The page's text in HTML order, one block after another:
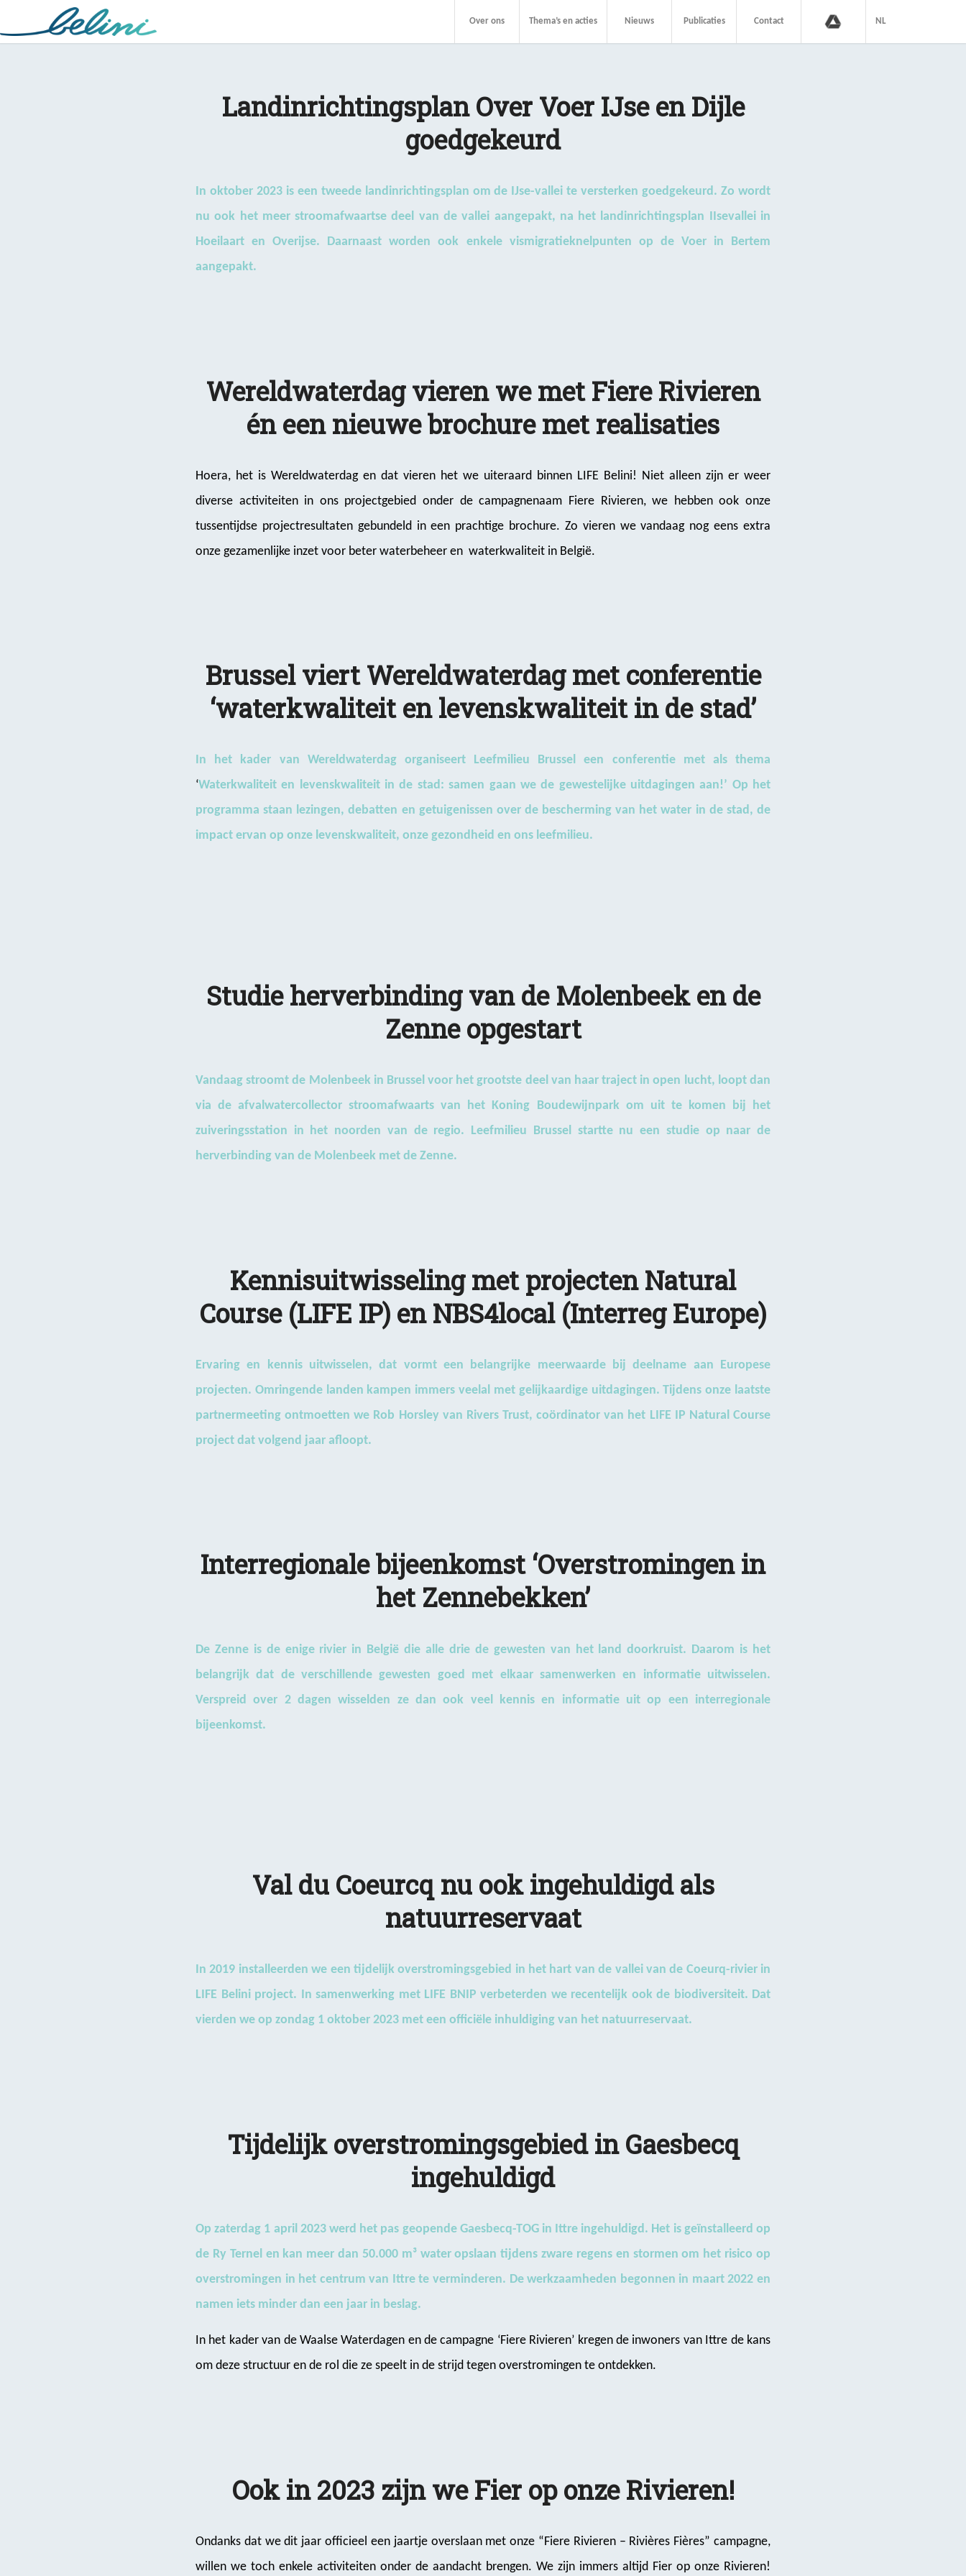
Over ons Thema’s en acties Nieuws Publicaties Contact NL
Landinrichtingsplan Over Voer IJse en Dijle
goedgekeurd
In oktober 2023 is een tweede landinrichtingsplan om de IJse-vallei te versterken goedgekeurd. Zo wordt
nu ook het meer stroomafwaartse deel van de vallei aangepakt, na het landinrichtingsplan IIsevallei in
Hoeilaart en Overijse. Daarnaast worden ook enkele vismigratieknelpunten op de Voer in Bertem
aangepakt.
Wereldwaterdag vieren we met Fiere Rivieren
én een nieuwe brochure met realisaties
Hoera, het is Wereldwaterdag en dat vieren het we uiteraard binnen LIFE Belini! Niet alleen zijn er weer
diverse activiteiten in ons projectgebied onder de campagnenaam Fiere Rivieren, we hebben ook onze
tussentijdse projectresultaten gebundeld in een prachtige brochure. Zo vieren we vandaag nog eens extra
onze gezamenlijke inzet voor beter waterbeheer en waterkwaliteit in België.
Brussel viert Wereldwaterdag met conferentie
‘waterkwaliteit en levenskwaliteit in de stad’
In het kader van Wereldwaterdag organiseert Leefmilieu Brussel een conferentie met als thema
‘Waterkwaliteit en levenskwaliteit in de stad:samen gaan we de gewestelijke uitdagingen aan!’ Op het
programma staan lezingen, debatten en getuigenissen over de bescherming van het water in de stad, de
impact ervan op onze levenskwaliteit, onze gezondheid en ons leefmilieu.
Studie herverbinding van de Molenbeek en de
Zenne opgestart
Vandaag stroomt de Molenbeek in Brussel voor het grootste deel van haar traject in open lucht, loopt dan
via de afvalwatercollector stroomafwaarts van het Koning Boudewijnpark om uit te komen bij het
zuiveringsstation in het noorden van de regio. Leefmilieu Brussel startte nu een studie op naar de
herverbinding van de Molenbeek met de Zenne.
Kennisuitwisseling met projecten Natural
Course (LIFE IP) en NBS4local (Interreg Europe)
Ervaring en kennis uitwisselen, dat vormt een belangrijke meerwaarde bij deelname aan Europese
projecten. Omringende landen kampen immers veelal met gelijkaardige uitdagingen. Tijdens onze laatste
partnermeeting ontmoetten we Rob Horsley van Rivers Trust, coördinator van het LIFE IP Natural Course
project dat volgend jaar afloopt.
Interregionale bijeenkomst ‘Overstromingen in
het Zennebekken’
De Zenne is de enige rivier in België die alle drie de gewesten van het land doorkruist. Daarom is het
belangrijk dat de verschillende gewesten goed met elkaar samenwerken en informatie uitwisselen.
Verspreid over 2 dagen wisselden ze dan ook veel kennis en informatie uit op een interregionale
bijeenkomst.
Val du Coeurcq nu ook ingehuldigd als
natuurreservaat
In 2019 installeerden we een tijdelijk overstromingsgebied in het hart van de vallei van de Coeurq-rivier in
LIFE Belini project. In samenwerking met LIFE BNIP verbeterden we recentelijk ook de biodiversiteit. Dat
vierden we op zondag 1 oktober 2023 met een officiële inhuldiging van het natuurreservaat.
Tijdelijk overstromingsgebied in Gaesbecq
ingehuldigd
Op zaterdag 1 april 2023 werd het pas geopende Gaesbecq-TOG in Ittre ingehuldigd. Het is geïnstalleerd op
de Ry Ternel en kan meer dan 50.000 m³ water opslaan tijdens zware regens en stormen om het risico op
overstromingen in het centrum van Ittre te verminderen. De werkzaamheden begonnen in maart 2022 en
namen iets minder dan een jaar in beslag.
In het kader van de Waalse Waterdagen en de campagne ‘Fiere Rivieren’ kregen de inwoners van Ittre de kans
om deze structuur en de rol die ze speelt in de strijd tegen overstromingen te ontdekken.
Ook in 2023 zijn we Fier op onze Rivieren!
Ondanks dat we dit jaar officieel een jaartje overslaan met onze “Fiere Rivieren – Rivières Fières” campagne,
willen we toch enkele activiteiten onder de aandacht brengen. We zijn immers altijd Fier op onze Rivieren!